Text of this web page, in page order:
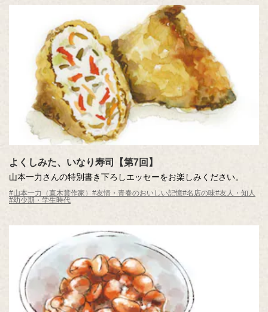
よくしみた、いなり寿司【第7回】
山本一力さんの特別書き下ろしエッセーをお楽しみください。
#山本一力（直木賞作家） #友情・青春のおいしい記憶#名店の味#友人・知人
#幼少期・学生時代